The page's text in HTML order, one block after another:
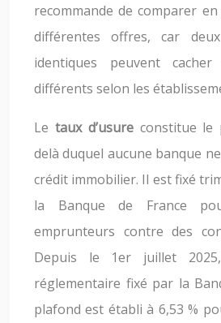
recommande de comparer
différentes offres, car
identiques peuvent
différents selon les
Le taux d’usureconstitue le
delà duquel aucune banque
crédit immobilier. Il est fixé
la Banque de France
emprunteurs contre des
Depuis le 1er juillet
réglementaire fixé par la
plafond est établi à 6,53 %